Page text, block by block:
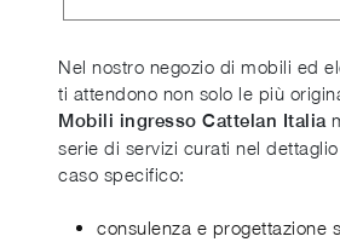
Nel nostro negozio di mobili ed
ti attendono non solo le più
Mobili ingresso Cattelan Italia
serie di servizi curati nel
caso specifico:
consulenza e progettazione